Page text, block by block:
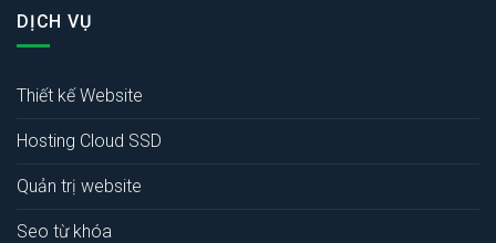
DỊCH VỤ
Thiết kế Website
Hosting Cloud SSD
Quản trị website
Seo từ khóa